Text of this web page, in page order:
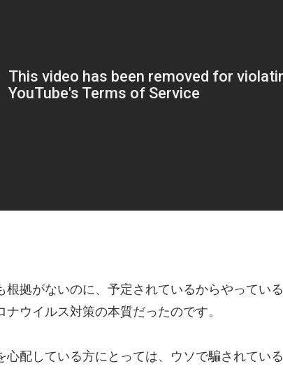
根拠がないのに、予定されているからやっている
ナウイルス対策の本質だったのです。
心配している方にとっては、ウソで騙されてい